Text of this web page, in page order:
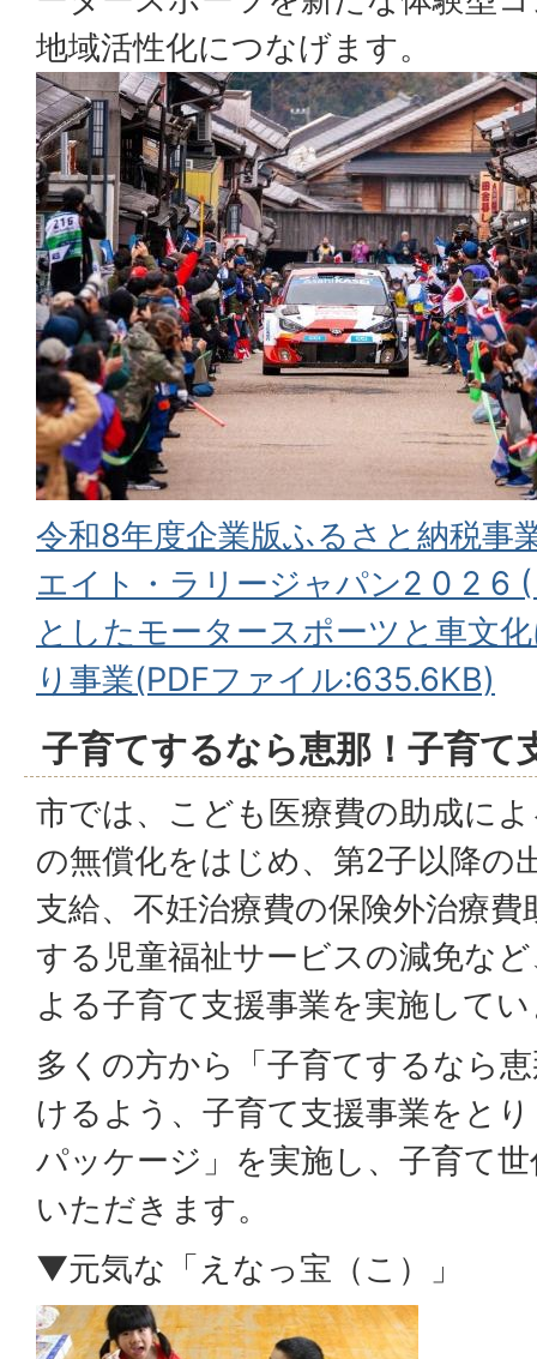
地域活性化につなげます。
令和8年度企業版ふるさと納税事
エイト・ラリージャパン2 0 2 6
としたモータースポーツと⾞⽂
り事業(PDFファイル:635.6KB)
子育てするなら恵那！子育て
市では、こども医療費の助成に
の無償化をはじめ、第2⼦以降の
⽀給、不妊治療費の保険外治療
する児童福祉サービスの減免な
よる⼦育て⽀援事業を実施して
多くの⽅から「⼦育てするなら
けるよう、⼦育て⽀援事業をと
パッケージ」を実施し、⼦育て
いただきます。
▼元気な「えなっ宝（こ）」